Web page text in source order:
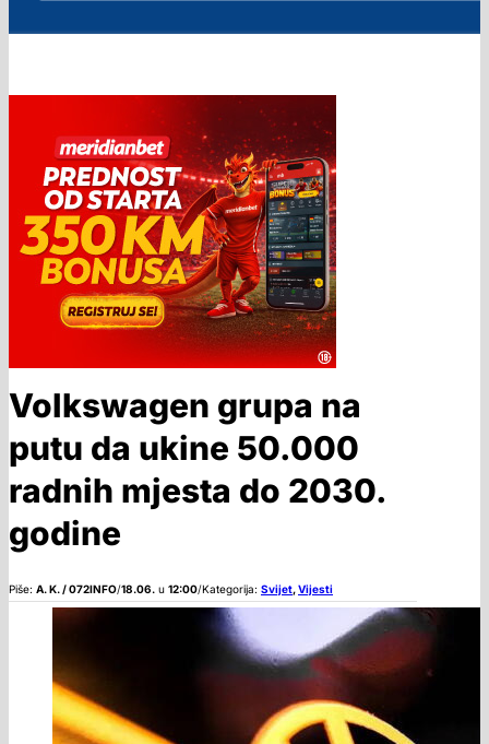
Volkswagen grupa na
putu da ukine 50.000
radnih mjesta do 2030.
godine
Piše: A. K. / 072INFO/18.06. u 12:00/Kategorija: Svijet,Vijesti